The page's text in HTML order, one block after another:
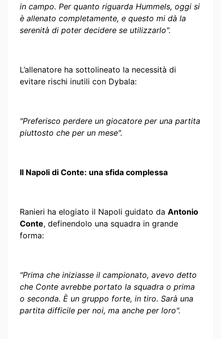
in campo. Per quanto riguarda Hummels, oggi si
è allenato completamente, e questo mi dà la
serenità di poter decidere se utilizzarlo".
L’allenatore ha sottolineato la necessità di
evitare rischi inutili con Dybala:
"Preferisco perdere un giocatore per una partita
piuttosto che per un mese".
Il Napoli di Conte: una sfida complessa
Ranieri ha elogiato il Napoli guidato da Antonio
Conte, definendolo una squadra in grande
forma:
"Prima che iniziasse il campionato, avevo detto
che Conte avrebbe portato la squadra o prima
o seconda. È un gruppo forte, in tiro. Sarà una
partita difficile per noi, ma anche per loro".